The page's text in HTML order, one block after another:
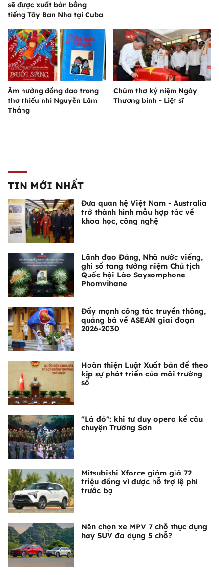
sẽ được xuất bản bằng
tiếng Tây Ban Nha tại Cuba
Âm hưởng đồng dao trong
thơ thiếu nhi Nguyễn Lãm
Thắng
Chùm thơ kỷ niệm Ngày
Thương binh - Liệt sĩ
TIN MỚI NHẤT
Đưa quan hệ Việt Nam - Australia
trở thành hình mẫu hợp tác về
khoa học, công nghệ
Lãnh đạo Đảng, Nhà nước viếng,
ghi sổ tang tưởng niệm Chủ tịch
Quốc hội Lào Saysomphone
Phomvihane
Đẩy mạnh công tác truyền thông,
quảng bá về ASEAN giai đoạn
2026-2030
Hoàn thiện Luật Xuất bản để theo
kịp sự phát triển của môi trường
số
"Lá đỏ": khi tư duy opera kể câu
chuyện Trường Sơn
Mitsubishi Xforce giảm giá 72
triệu đồng vì được hỗ trợ lệ phí
trước bạ
Nên chọn xe MPV 7 chỗ thực dụng
hay SUV đa dụng 5 chỗ?